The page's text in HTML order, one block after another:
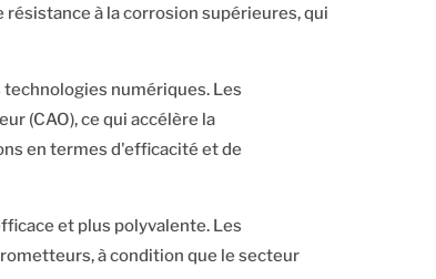
à la corrosion supérieures, qui
numériques. Les
(CAO), ce qui accélère la
en termes d'efficacité et de
et plus polyvalente. Les
à condition que le secteur